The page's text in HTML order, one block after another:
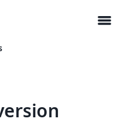
menu